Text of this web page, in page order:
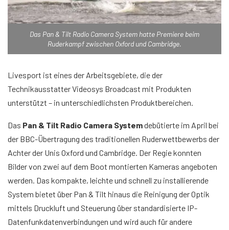
Das Pan & Tilt Radio Camera System hatte Premiere beim
Ruderkampf zwischen Oxford und Cambridge.
Livesport ist eines der Arbeitsgebiete, die der
Technikausstatter Videosys Broadcast mit Produkten
unterstützt – in unterschiedlichsten Produktbereichen.
Das Pan & Tilt Radio Camera Systemdebütierte im April bei
der BBC-Übertragung des traditionellen Ruderwettbewerbs der
Achter der Unis Oxford und Cambridge. Der Regie konnten
Bilder von zwei auf dem Boot montierten Kameras angeboten
werden. Das kompakte, leichte und schnell zu installierende
System bietet über Pan & Tilt hinaus die Reinigung der Optik
mittels Druckluft und Steuerung über standardisierte IP-
Datenfunkdatenverbindungen und wird auch für andere